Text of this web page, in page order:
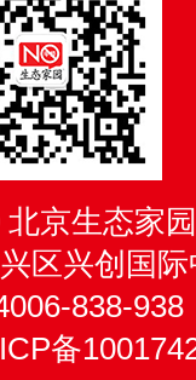
京生态家
区兴创国
838-938
备